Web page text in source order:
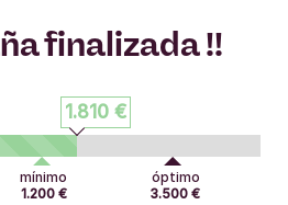
finalizada !!
1.810 €
mínimo
1.200 €
óptimo
3.500 €